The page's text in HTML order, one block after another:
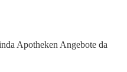
Apotheken Angebote da